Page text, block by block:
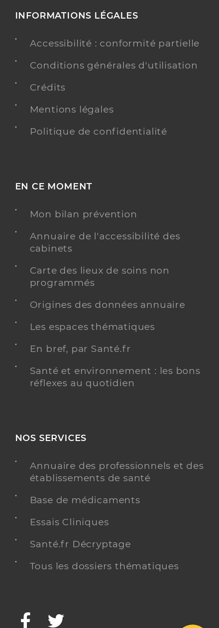
INFORMATIONS LÉGALES
Accessibilité : conformité partielle
Conditions générales d'utilisation
Crédits
Mentions légales
Politique de confidentialité
EN CE MOMENT
Mon bilan prévention
Annuaire de l'accessibilité des
cabinets
Carte des lieux de soins non
programmés
Origines des données annuaire
Les espaces thématiques
En bref, par Santé.fr
Santé et environnement : les bons
réflexes au quotidien
NOS SERVICES
Annuaire des professionnels et des
établissements de santé
Base de médicaments
Essais Cliniques
Santé.fr Décryptage
Tous les dossiers thématiques
Facebook